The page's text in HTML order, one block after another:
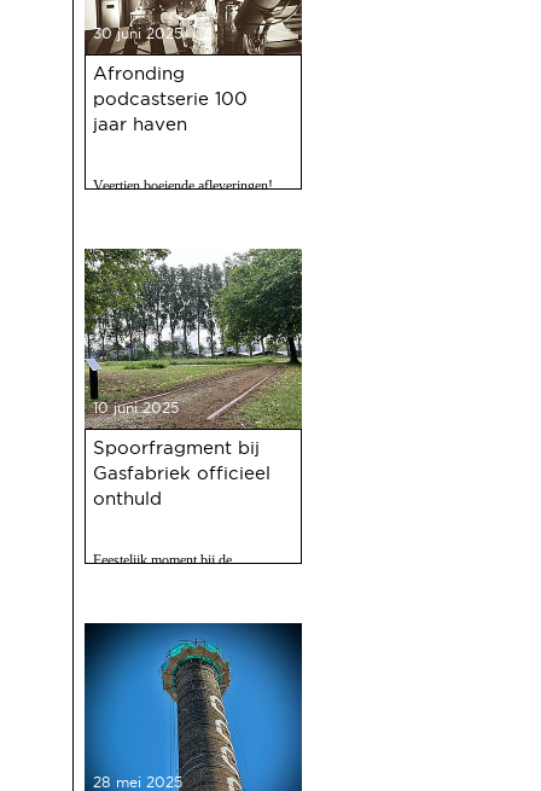
30 juni 2025
Afronding
podcastserie 100
jaar haven
Veertien boeiende afleveringen!
10 juni 2025
Spoorfragment bij
Gasfabriek officieel
onthuld
Feestelijk moment bij de
28 mei 2025